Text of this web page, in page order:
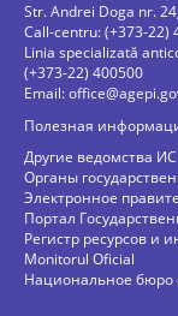
Str. Andrei Doga nr.
Call-centru: (+373-22)
Linia specializată
(+373-22) 400500
Email:
Полезная
Другие ведомства ИС
Органы
Электронное
Портал
Регистр ресурсов и
Monitorul Oficial
Национальное бюро